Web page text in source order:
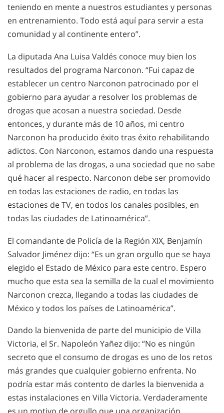
teniendo en mente a nuestros estudiantes y personas
en entrenamiento. Todo está aquí para servir a esta
comunidad y al continente entero”.
La diputada Ana Luisa Valdés conoce muy bien los
resultados del programa Narconon. “Fui capaz de
establecer un centro Narconon patrocinado por el
gobierno para ayudar a resolver los problemas de
drogas que acosan a nuestra sociedad. Desde
entonces, y durante más de 10 años, mi centro
Narconon ha producido éxito tras éxito rehabilitando
adictos. Con Narconon, estamos dando una respuesta
al problema de las drogas, a una sociedad que no sabe
qué hacer al respecto. Narconon debe ser promovido
en todas las estaciones de radio, en todas las
estaciones de TV, en todos los canales posibles, en
todas las ciudades de Latinoamérica”.
El comandante de Policía de la Región XIX, Benjamín
Salvador Jiménez dijo: “Es un gran orgullo que se haya
elegido el Estado de México para este centro. Espero
mucho que esta sea la semilla de la cual el movimiento
Narconon crezca, llegando a todas las ciudades de
México y todos los países de Latinoamérica”.
Dando la bienvenida de parte del municipio de Villa
Victoria, el Sr. Napoleón Yañez dijo: “No es ningún
secreto que el consumo de drogas es uno de los retos
más grandes que cualquier gobierno enfrenta. No
podría estar más contento de darles la bienvenida a
estas instalaciones en Villa Victoria. Verdaderamente